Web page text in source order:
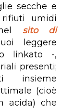
secche e
umidi
sito di
leggere
linkato -,
presenti;
insieme
(cioè
acida) che